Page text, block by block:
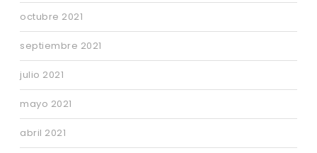
octubre 2021
septiembre 2021
julio 2021
mayo 2021
abril 2021